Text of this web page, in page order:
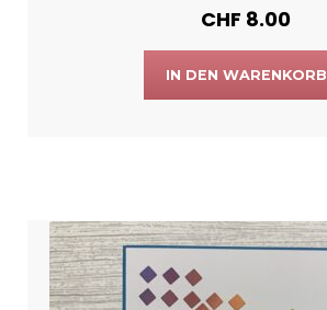
CHF 8.00
IN DEN WARENKORB